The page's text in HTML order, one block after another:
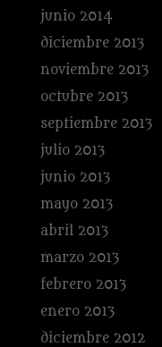
junio 2014
diciembre 2013
noviembre 2013
octubre 2013
septiembre 2013
julio 2013
junio 2013
mayo 2013
abril 2013
marzo 2013
febrero 2013
enero 2013
diciembre 2012